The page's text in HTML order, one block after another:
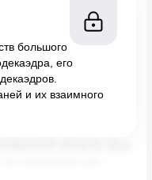
большого
его
и их взаимного